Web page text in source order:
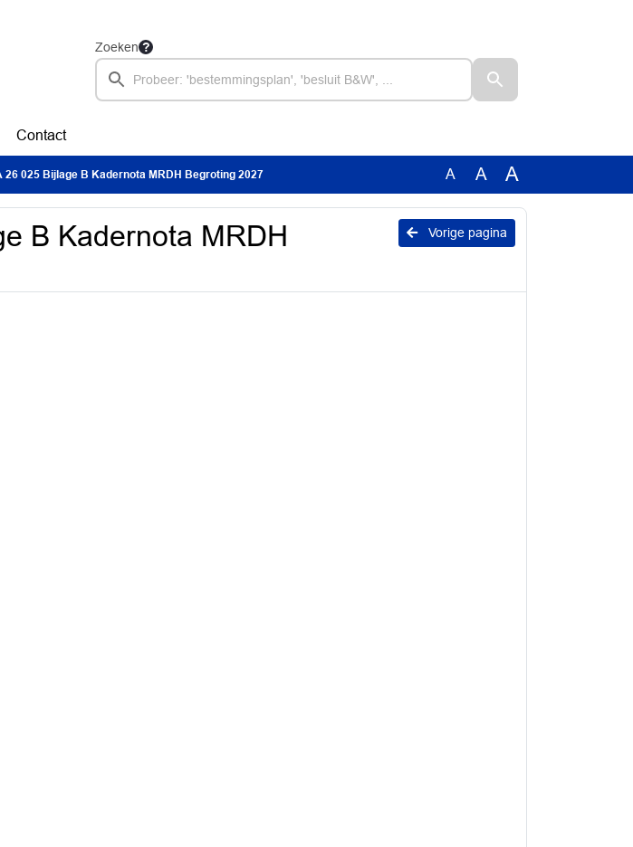
Zoeken
Contact
26 025 Bijlage B Kadernota MRDH Begroting 2027 A A A
Vorige pagina
B Kadernota MRDH